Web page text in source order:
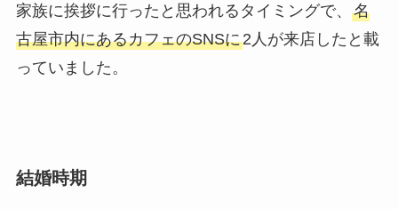
家族に挨拶に行ったと思われるタイミングで、 名
古屋市内にあるカフェのSNSに2人が来店したと載
っていました。
結婚時期